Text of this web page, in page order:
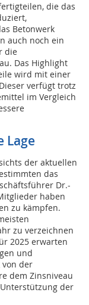
die das
Betonwerk
auch noch ein
die
Das Highlight
wird mit einer
verfügt trotz
im Vergleich
Lage
der aktuellen
das
Dr.-
haben
zu kämpfen.
zu verzeichnen
2025 erwarten
und
von der
dem Zinsniveau
der